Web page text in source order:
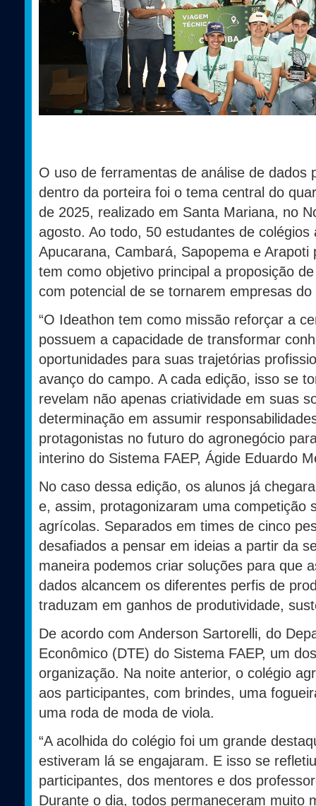
O uso de ferramentas de análise de dados
dentro da porteira foi o tema central do
de 2025, realizado em Santa Mariana, no
agosto. Ao todo, 50 estudantes de
Apucarana, Cambará, Sapopema e
tem como objetivo principal a proposição
com potencial de se tornarem empresas
“O Ideathon tem como missão reforçar a
possuem a capacidade de transformar
oportunidades para suas trajetórias
avanço do campo. A cada edição, isso se
revelam não apenas criatividade em suas
determinação em assumir
protagonistas no futuro do agronegócio
interino do Sistema FAEP, Ágide Eduardo
No caso dessa edição, os alunos já
e, assim, protagonizaram uma competição
agrícolas. Separados em times de cinco
desafiados a pensar em ideias a partir da
maneira podemos criar soluções para que
dados alcancem os diferentes perfis de
traduzam em ganhos de produtividade,
De acordo com Anderson Sartorelli, do
Econômico (DTE) do Sistema FAEP, um
organização. Na noite anterior, o colégio
aos participantes, com brindes, uma
uma roda de moda de viola.
“A acolhida do colégio foi um grande
estiveram lá se engajaram. E isso se
participantes, dos mentores e dos
Durante o dia, todos permaneceram muito